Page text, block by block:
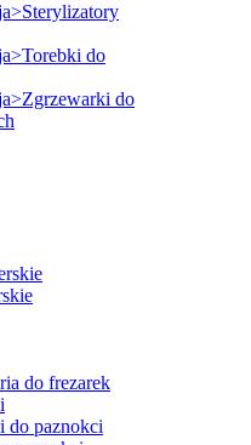
do
do
do frezarek
do paznokci